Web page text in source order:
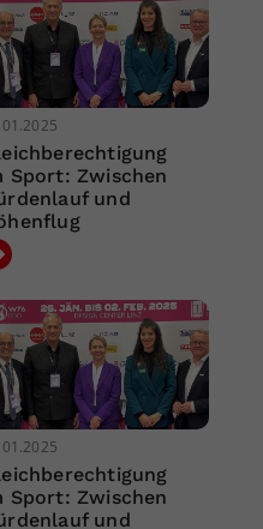
Sport: Zwischen
und
Sport: Zwischen
und